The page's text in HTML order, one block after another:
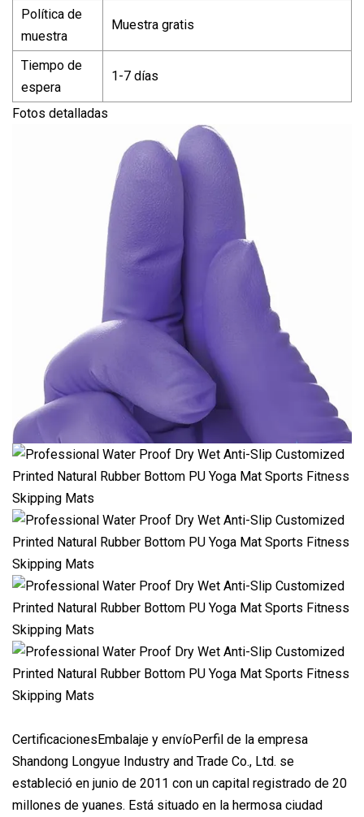
Política de
muestra
Muestra gratis
Tiempo de
espera
1-7 días
Fotos detalladas
CertificacionesEmbalaje y envíoPerfil de la empresa
Shandong Longyue Industry and Trade Co., Ltd. se
estableció en junio de 2011 con un capital registrado de 20
millones de yuanes. Está situado en la hermosa ciudad